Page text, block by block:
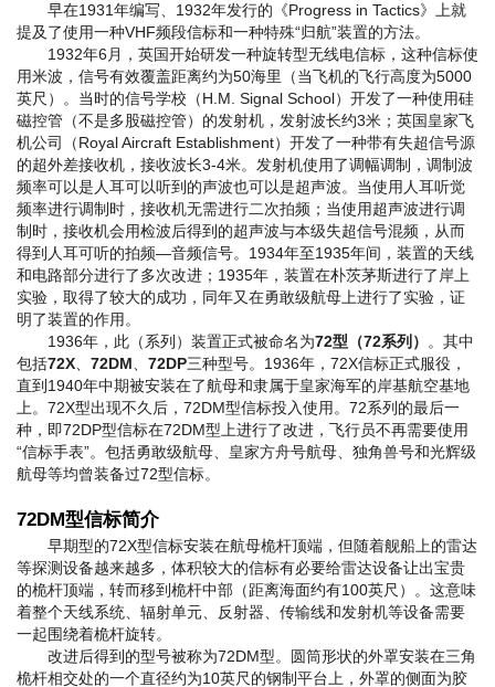
早在1931年编写、1932年发行的《Progress in Tactics》上就
提及了使用一种VHF频段信标和一种特殊“归航”装置的方法。
1932年6月，英国开始研发一种旋转型无线电信标，这种信标使
用米波，信号有效覆盖距离约为50海里（当飞机的飞行高度为5000
英尺）。当时的信号学校（H.M. Signal School）开发了一种使用硅
磁控管（不是多股磁控管）的发射机，发射波长约3米；英国皇家飞
机公司（Royal Aircraft Establishment）开发了一种带有失超信号源
的超外差接收机，接收波长3-4米。发射机使用了调幅调制，调制波
频率可以是人耳可以听到的声波也可以是超声波。当使用人耳听觉
频率进行调制时，接收机无需进行二次拍频；当使用超声波进行调
制时，接收机会用检波后得到的超声波与本级失超信号混频，从而
得到人耳可听的拍频—音频信号。1934年至1935年间，装置的天线
和电路部分进行了多次改进；1935年，装置在朴茨茅斯进行了岸上
实验，取得了较大的成功，同年又在勇敢级航母上进行了实验，证
明了装置的作用。
1936年，此（系列）装置正式被命名为72型（72系列）
。其中
包括72X 72DM 72DP三种型号。1936年，72X信标正式服役，
直到1940年中期被安装在了航母和隶属于皇家海军的岸基航空基地
上。72X型出现不久后，72DM型信标投入使用。72系列的最后一
种，即72DP型信标在72DM型上进行了改进，飞行员不再需要使用
“信标手表”。包括勇敢级航母、皇家方舟号航母、独角兽号和光辉级
航母等均曾装备过72型信标。
72DM型信标简介
早期型的72X型信标安装在航母桅杆顶端，但随着舰船上的雷达
等探测设备越来越多，体积较大的信标有必要给雷达设备让出宝贵
的桅杆顶端，转而移到桅杆中部（距离海面约有100英尺）。这意味
着整个天线系统、辐射单元、反射器、传输线和发射机等设备需要
一起围绕着桅杆旋转。
改进后得到的型号被称为72DM型。圆筒形状的外罩安装在三角
桅杆相交处的一个直径约为10英尺的钢制平台上，外罩的侧面为胶